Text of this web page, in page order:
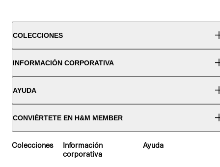
COLECCIONES
INFORMACIÓN CORPORATIVA
AYUDA
CONVIÉRTETE EN H&M MEMBER
Colecciones
Información
corporativa
Ayuda